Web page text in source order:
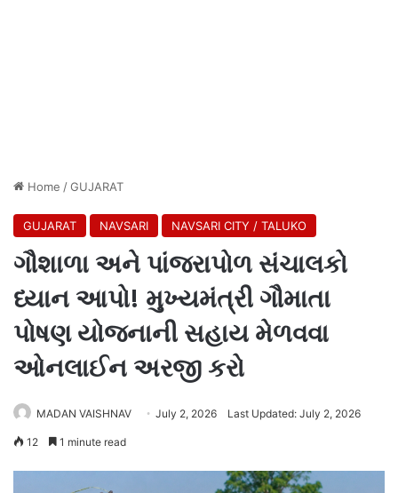
Home /GUJARAT
GUJARAT NAVSARI NAVSARI CITY / TALUKO
ગૌશાળા અને પાંજરાપોળ સંચાલકો
ધ્યાન આપો! મુખ્યમંત્રી ગૌમાતા
પોષણ યોજનાની સહાય મેળવવા
ઓનલાઈન અરજી કરો
MADAN VAISHNAV July 2, 2026 Last Updated: July 2, 2026
12 1 minute read